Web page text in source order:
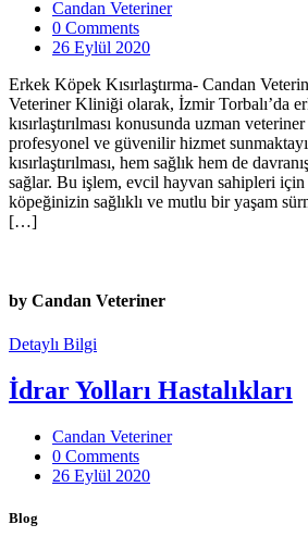
Candan Veteriner
0 Comments
26 Eylül 2020
Erkek Köpek Kısırlaştırma- Candan
Veteriner Kliniği olarak, İzmir Torbalı’da
kısırlaştırılması konusunda uzman
profesyonel ve güvenilir hizmet
kısırlaştırılması, hem sağlık hem de
sağlar. Bu işlem, evcil hayvan sahipleri
köpeğinizin sağlıklı ve mutlu bir yaşam
[…]
by Candan Veteriner
Detaylı Bilgi
İdrar Yolları Hastalıkları
Candan Veteriner
0 Comments
26 Eylül 2020
Blog